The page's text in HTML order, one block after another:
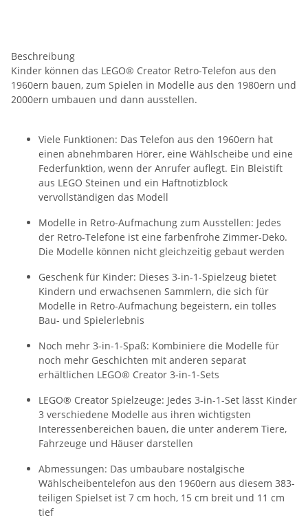
Beschreibung
Kinder können das LEGO® Creator Retro-Telefon aus den
1960ern bauen, zum Spielen in Modelle aus den 1980ern und
2000ern umbauen und dann ausstellen.
Viele Funktionen: Das Telefon aus den 1960ern hat
einen abnehmbaren Hörer, eine Wählscheibe und eine
Federfunktion, wenn der Anrufer auflegt. Ein Bleistift
aus LEGO Steinen und ein Haftnotizblock
vervollständigen das Modell
Modelle in Retro-Aufmachung zum Ausstellen: Jedes
der Retro-Telefone ist eine farbenfrohe Zimmer-Deko.
Die Modelle können nicht gleichzeitig gebaut werden
Geschenk für Kinder: Dieses 3-in-1-Spielzeug bietet
Kindern und erwachsenen Sammlern, die sich für
Modelle in Retro-Aufmachung begeistern, ein tolles
Bau- und Spielerlebnis
Noch mehr 3-in-1-Spaß: Kombiniere die Modelle für
noch mehr Geschichten mit anderen separat
erhältlichen LEGO® Creator 3-in-1-Sets
LEGO® Creator Spielzeuge: Jedes 3-in-1-Set lässt Kinder
3 verschiedene Modelle aus ihren wichtigsten
Interessenbereichen bauen, die unter anderem Tiere,
Fahrzeuge und Häuser darstellen
Abmessungen: Das umbaubare nostalgische
Wählscheibentelefon aus den 1960ern aus diesem 383-
teiligen Spielset ist 7 cm hoch, 15 cm breit und 11 cm
tief